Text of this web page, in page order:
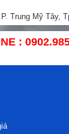
Trung Mỹ Tây,
: